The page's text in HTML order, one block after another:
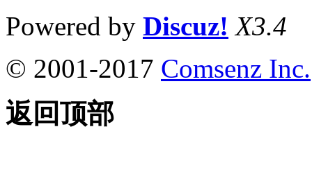
Powered by Discuz! X3.4
© 2001-2017 Comsenz Inc.
返回顶部